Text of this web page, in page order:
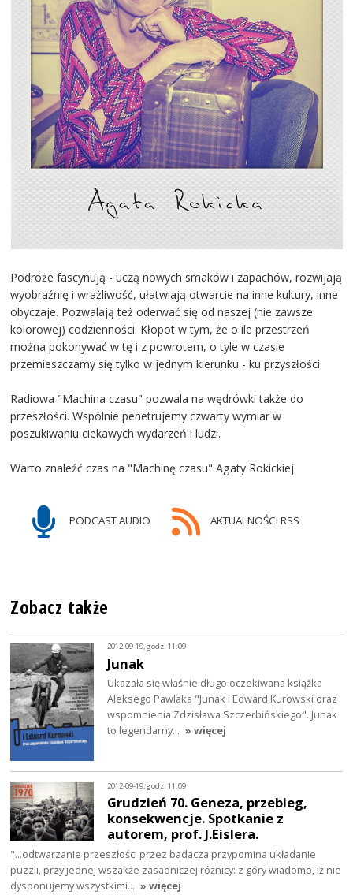
Podróże fascynują - uczą nowych smaków i zapachów, rozwijają
wyobraźnię i wrażliwość, ułatwiają otwarcie na inne kultury, inne
obyczaje. Pozwalają też oderwać się od naszej (nie zawsze
kolorowej) codzienności. Kłopot w tym, że o ile przestrzeń
można pokonywać w tę i z powrotem, o tyle w czasie
przemieszczamy się tylko w jednym kierunku - ku przyszłości.
Radiowa "Machina czasu" pozwala na wędrówki także do
przeszłości. Wspólnie penetrujemy czwarty wymiar w
poszukiwaniu ciekawych wydarzeń i ludzi.
Warto znaleźć czas na "Machinę czasu" Agaty Rokickiej.
PODCAST AUDIO AKTUALNOŚCI RSS
Zobacz także
2012-09-19, godz. 11:09
Junak
Ukazała się właśnie długo oczekiwana książka
Aleksego Pawlaka "Junak i Edward Kurowski oraz
wspomnienia Zdzisława Szczerbińskiego". Junak
to legendarny… » więcej
2012-09-19, godz. 11:09
Grudzień 70. Geneza, przebieg,
konsekwencje. Spotkanie z
autorem, prof. J.Eislera.
"...odtwarzanie przeszłości przez badacza przypomina układanie
puzzli, przy jednej wszakże zasadniczej różnicy: z góry wiadomo, iż nie
dysponujemy wszystkimi… » więcej